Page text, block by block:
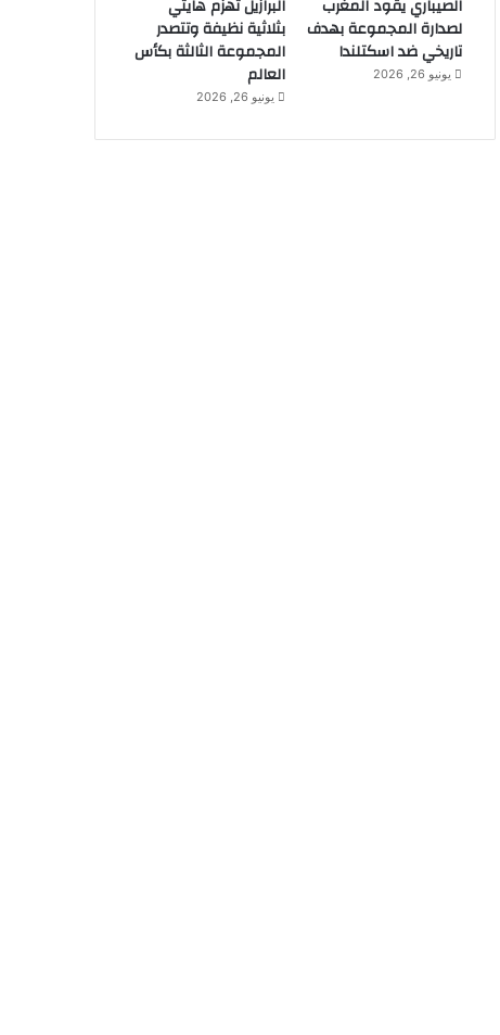
الصيباري يقود المغرب
لصدارة المجموعة بهدف
تاريخي ضد اسكتلندا
يونيو 26, 2026
البرازيل تهزم هايتي
بثلاثية نظيفة وتتصدر
المجموعة الثالثة بكأس
العالم
يونيو 26, 2026